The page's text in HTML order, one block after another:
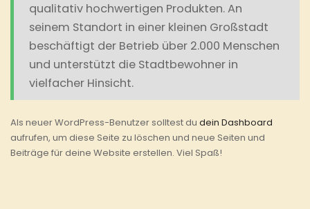
qualitativ hochwertigen Produkten. An
seinem Standort in einer kleinen Großstadt
beschäftigt der Betrieb über 2.000 Menschen
und unterstützt die Stadtbewohner in
vielfacher Hinsicht.
Als neuer WordPress-Benutzer solltest du dein Dashboard
aufrufen, um diese Seite zu löschen und neue Seiten und
Beiträge für deine Website erstellen. Viel Spaß!